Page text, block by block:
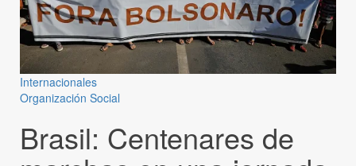
Internacionales
Organización Social
Brasil: Centenares de